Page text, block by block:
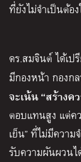
ที่ยังไม่จำเป็นต้อ
ดร.สมจินต์ ได้เ
มีกองหน้า กองก
จะเน้น “สร้างค
ตอบแทนสูง แต่ค
เย็น” ที่ไม่มีความ
รับความผันผวนไ